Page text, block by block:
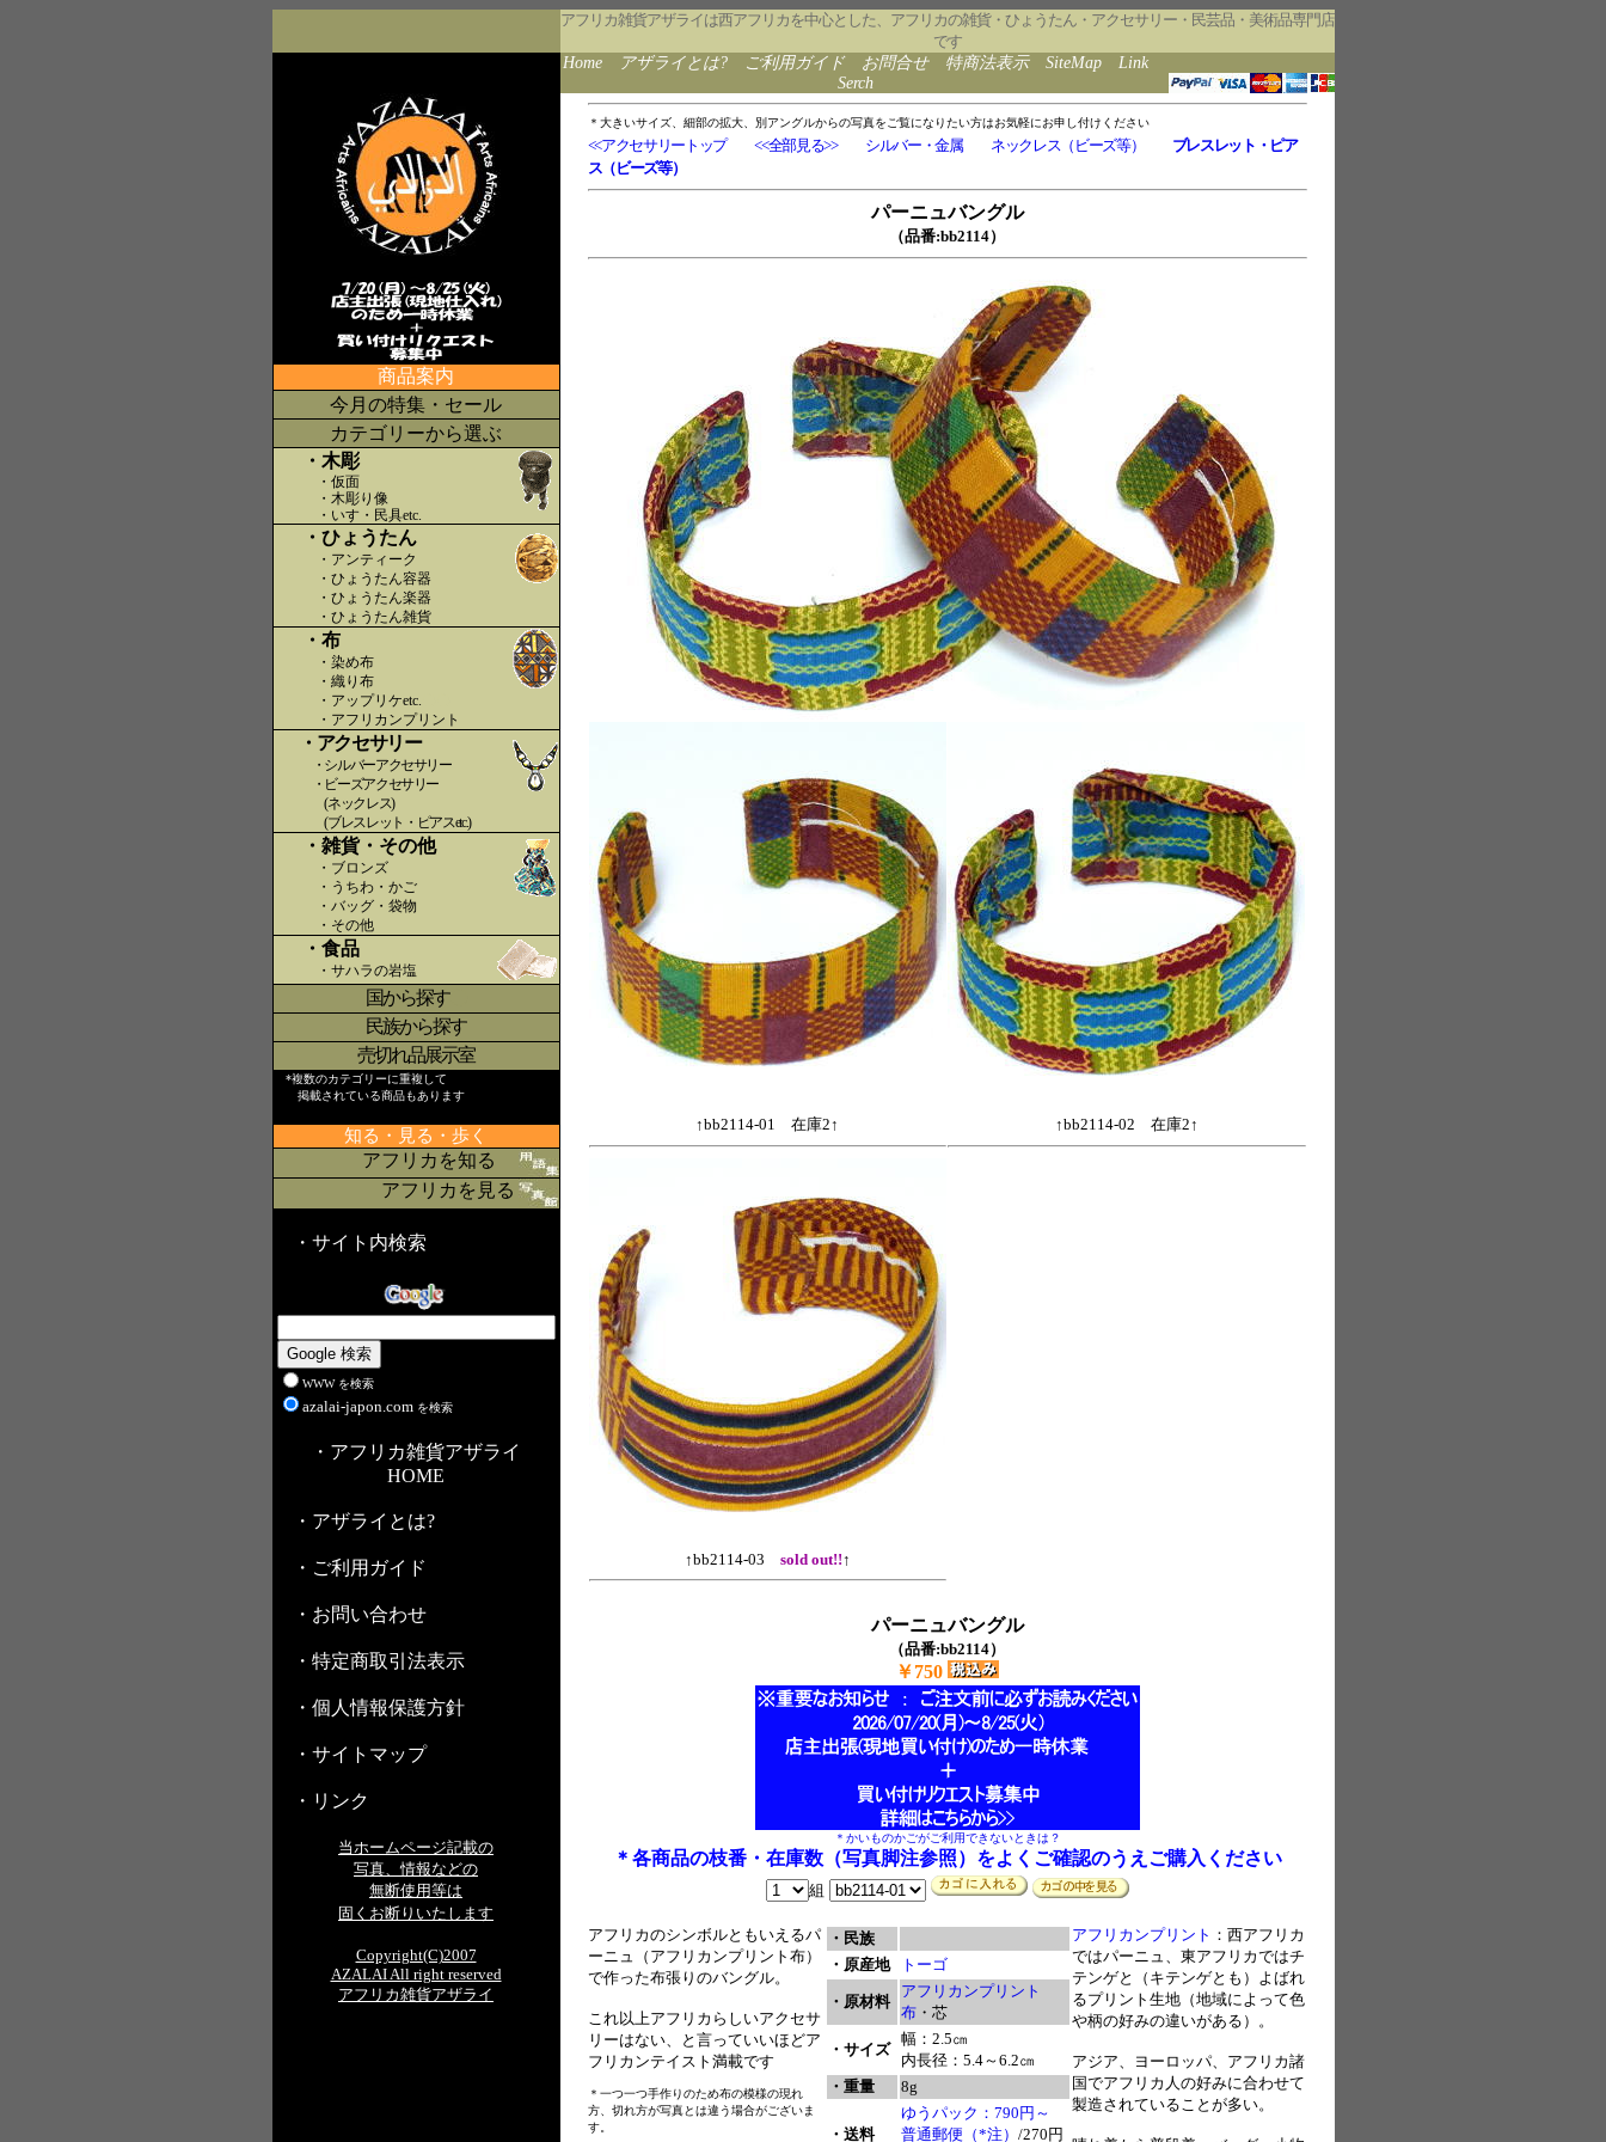
アフリカ雑貨アザライは西アフリカを中心とした、アフリカの雑貨・ひょうたん・アクセサリー・民芸品・美術品専門店
です
Home
アザライとは? ご利用ガイド お問合せ 特商法表示 SiteMap
Link
Serch
商品案内
今月の特集・セール
カテゴリーから選ぶ
・木彫
・仮面
・木彫り像
・いす・民具etc.
・ひょうたん
・アンティーク
・ひょうたん容器
・ひょうたん楽器
・ひょうたん雑貨
・布
・染め布
・織り布
・アップリケetc.
・アフリカンプリント
・アクセサリー
・シルバーアクセサリー
・ビーズアクセサリー
(ネックレス)
(ブレスレット・ピアスetc.)
・雑貨・その他
・ブロンズ
・うちわ・かご
・バッグ・袋物
・その他
・食品
・サハラの岩塩
国から探す〇
民族から探す
売切れ品展示室
*複数のカテゴリーに重複して
掲載されている商品もあります
知る・見る・歩く
アフリカを知る
アフリカを見る
・サイト内検索
WWW を検索
azalai-japon.com を検索
・アフリカ雑貨アザライ
HOME
・アザライとは?
・ご利用ガイド
・お問い合わせ
・特定商取引法表示
・個人情報保護方針
・サイトマップ
・リンク
当ホームページ記載の
写真、情報などの
無断使用等は
固くお断りいたします
Copyright(C)2007
AZALAI All right reserved
アフリカ雑貨アザライ
＊大きいサイズ、細部の拡大、別アングルからの写真をご覧になりたい方はお気軽にお申し付けください
<<アクセサリートップ <<全部見る>> シルバー・金属 ネックレス（ビーズ等）
ブレスレット・ピア
ス（ビーズ等）
パーニュバングル
（品番:bb2114）
↑bb2114-01 在庫2↑ ↑bb2114-02 在庫2↑
↑bb2114-03 sold out!!↑
パーニュバングル
（品番:bb2114）
￥750
＊かいものかごがご利用できないときは？
＊各商品の枝番・在庫数（写真脚注参照）をよくご確認のうえご購入ください
組
アフリカのシンボルともいえるパ
ーニュ（アフリカンプリント布）
で作った布張りのバングル。
これ以上アフリカらしいアクセサ
リーはない、と言っていいほどア
フリカンテイスト満載です
＊一つ一つ手作りのため布の模様の現れ
方、切れ方が写真とは違う場合がございま
す。
・民族
・原産地
トーゴ
・原材料
アフリカンプリント
布・芯
・サイズ
幅：2.5㎝
内長径：5.4～6.2㎝
・重量
8g
・送料
ゆうパック：790円～
普通郵便（*注） /270円
アフリカンプリント ：西アフリカ
ではパーニュ、東アフリカではチ
テンゲと（キテンゲとも）よばれ
るプリント生地（地域によって色
や柄の好みの違いがある）。
アジア、ヨーロッパ、アフリカ諸
国でアフリカ人の好みに合わせて
製造されていることが多い。